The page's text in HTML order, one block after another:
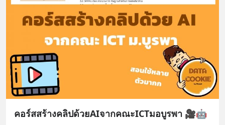
คอร์สสร้างคลิปด้วยAIจากคณะICTมอบูรพา 🎥🤖